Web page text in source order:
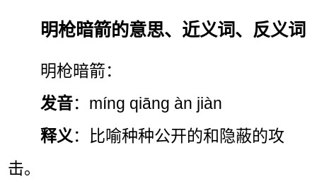
明枪暗箭的意思、近义词、反义词
明枪暗箭：
发音：míng qiāng àn jiàn
释义 ：比喻种种公开的和隐蔽的攻
击。